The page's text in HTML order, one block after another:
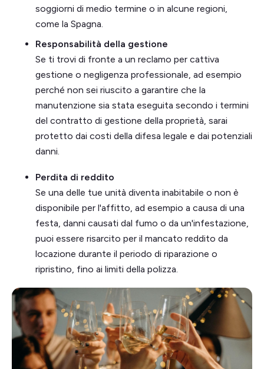
soggiorni di medio termine o in alcune regioni,
come la Spagna.
Responsabilità della gestione
Se ti trovi di fronte a un reclamo per cattiva
gestione o negligenza professionale, ad esempio
perché non sei riuscito a garantire che la
manutenzione sia stata eseguita secondo i termini
del contratto di gestione della proprietà, sarai
protetto dai costi della difesa legale e dai potenziali
danni.
Perdita di reddito
Se una delle tue unità diventa inabitabile o non è
disponibile per l'affitto, ad esempio a causa di una
festa, danni causati dal fumo o da un'infestazione,
puoi essere risarcito per il mancato reddito da
locazione durante il periodo di riparazione o
ripristino, fino ai limiti della polizza.